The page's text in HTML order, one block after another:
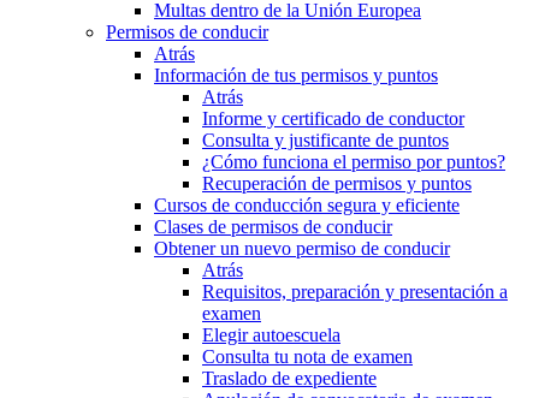
Multas dentro de la Unión Europea
Permisos de conducir
Atrás
Información de tus permisos y puntos
Atrás
Informe y certificado de conductor
Consulta y justificante de puntos
¿Cómo funciona el permiso por puntos?
Recuperación de permisos y puntos
Cursos de conducción segura y eficiente
Clases de permisos de conducir
Obtener un nuevo permiso de conducir
Atrás
Requisitos, preparación y presentación a
examen
Elegir autoescuela
Consulta tu nota de examen
Traslado de expediente